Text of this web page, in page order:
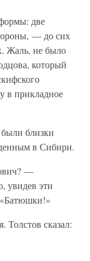
две
— до сих
Жаль, не было
который
в прикладное
близки
в Сибири.
—
увидев эти
«Батюшки!»
Толстов сказал: